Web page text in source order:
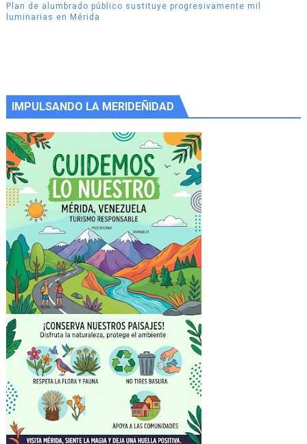
Plan de alumbrado público sustituye progresivamente mil
luminarias en Mérida
IMPULSANDO LA MERIDEÑIDAD